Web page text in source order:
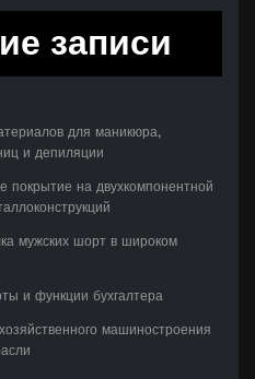
записи
для маникюра,
и депиляции
покрытие на двухкомпонентной
мужских шорт в широком
и функции бухгалтера
машиностроения